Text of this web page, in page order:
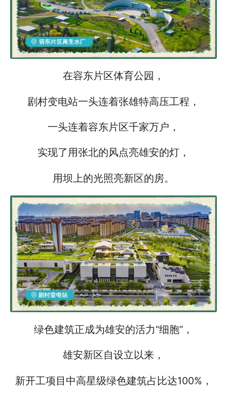
在容东片区体育公园，
剧村变电站一头连着张雄特高压工程，
一头连着容东片区千家万户，
实现了用张北的风点亮雄安的灯，
用坝上的光照亮新区的房。
绿色建筑正成为雄安的活力“细胞”，
雄安新区自设立以来，
新开工项目中高星级绿色建筑占比达100%，